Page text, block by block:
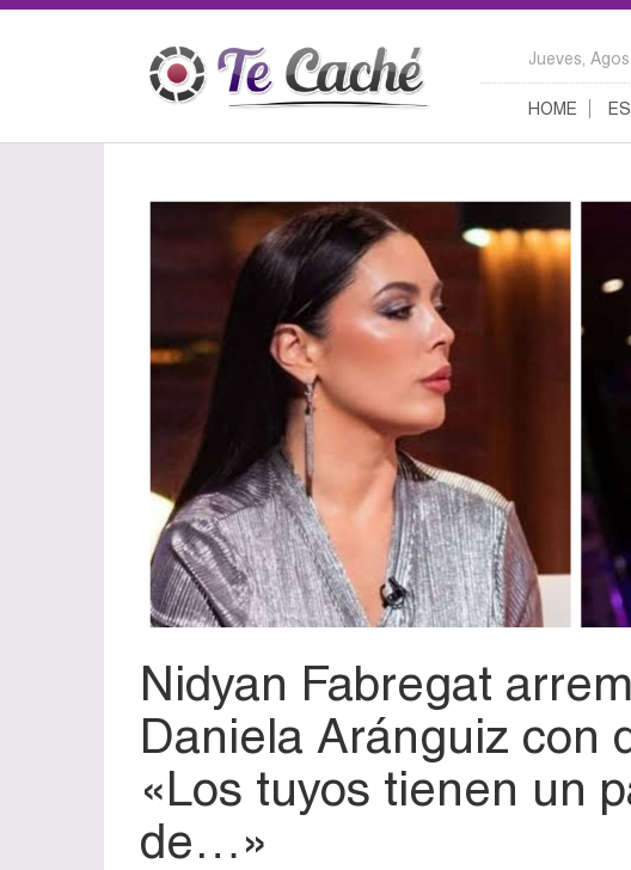
Jueves,
HOME
Nidyan Fabregat
Daniela Aránguiz con
«Los tuyos tienen un
de…»